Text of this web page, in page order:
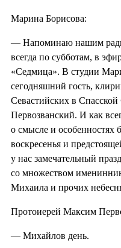
Марина Борисова:
— Напоминаю нашим
всегда по субботам, в
«Седмица». В студии
сегодняшний гость,
Севастийских в
Первозванский. И как
о смысле и особенностях
воскресенья и
у нас замечательный
со множеством
Михаила и прочих
Протоиерей Максим
— Михайлов день.